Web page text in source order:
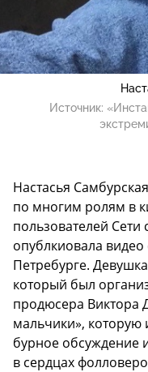
Источник:
Настасья
по многим ролям в
пользователей Сети
опублкиовала видео
Петребурге.
который был
продюсера
мальчики», которую
бурное обсуждение
в сердцах